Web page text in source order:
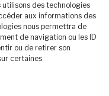
utilisons des technologies
aux informations des
nous permettra de
de navigation ou les ID
ou de retirer son
certaines